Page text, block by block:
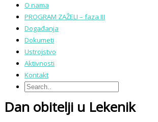
O nama
PROGRAM ZAŽELI – faza III
Događanja
Dokumeti
Ustrojstvo
Aktivnosti
Kontakt
Dan obitelji u Lekenik